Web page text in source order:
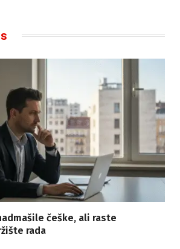
češke, ali raste
rada